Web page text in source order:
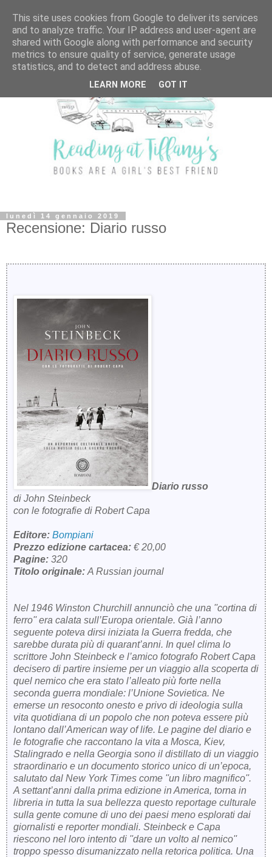
lunedì 14 gennaio 2019
Recensione: Diario russo
Diario russo
di John Steinbeck
con le fotografie di Robert Capa
Editore: Bompiani
Prezzo edizione cartacea: € 20,00
Pagine: 320
Titolo originale: A Russian journal
Nel 1946 Winston Churchill annunciò che una ''cortina di
ferro'' era calata sull’Europa orientale. Già l’anno
seguente poteva dirsi iniziata la Guerra fredda, che
sarebbe durata più di quarant’anni. In quel clima lo
scrittore John Steinbeck e l’amico fotografo Robert Capa
decisero di partire insieme per un viaggio alla scoperta di
quel nemico che era stato l’alleato più forte nella
seconda guerra mondiale: l’Unione Sovietica. Ne
emerse un resoconto onesto e privo di ideologia sulla
vita quotidiana di un popolo che non poteva essere più
lontano dall’American way of life. Le pagine del diario e
le fotografie che raccontano la vita a Mosca, Kiev,
Stalingrado e nella Georgia sono il distillato di un viaggio
straordinario e un documento storico unico di un’epoca,
salutato dal New York Times come ''un libro magnifico''.
A settant’anni dalla prima edizione in America, torna in
libreria in tutta la sua bellezza questo reportage culturale
sulla gente comune di uno dei paesi meno esplorati dai
giornalisti e reporter mondiali. Steinbeck e Capa
riescono nel loro intento di ''dare un volto al nemico''
troppo spesso disumanizzato nella retorica politica. Una
This site uses cookies from Google to deliver its services
and to analyze traffic. Your IP address and user-agent are
shared with Google along with performance and security
metrics to ensure quality of service, generate usage
statistics, and to detect and address abuse.
LEARN MORE GOT IT